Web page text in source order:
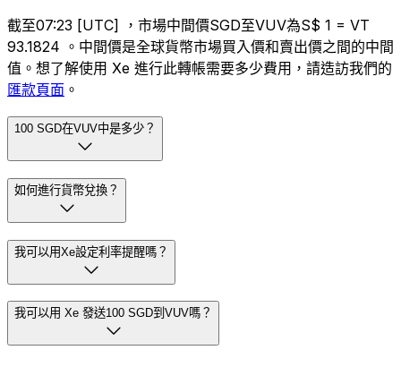
截至07:23 [UTC] ，市場中間價SGD至VUV為S$ 1 = VT
93.1824 。中間價是全球貨幣市場買入價和賣出價之間的中間
值。想了解使用 Xe 進行此轉帳需要多少費用，請造訪我們的
匯款頁面 。
100 SGD在VUV中是多少？
如何進行貨幣兌換？
我可以用Xe設定利率提醒嗎？
我可以用 Xe 發送100 SGD到VUV嗎？